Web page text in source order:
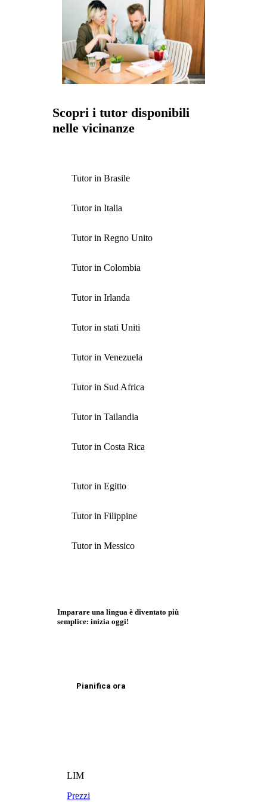
Scopri i tutor disponibili
nelle vicinanze
Tutor in Brasile
Tutor in Italia
Tutor in Regno Unito
Tutor in Colombia
Tutor in Irlanda
Tutor in stati Uniti
Tutor in Venezuela
Tutor in Sud Africa
Tutor in Tailandia
Tutor in Costa Rica
Tutor in Egitto
Tutor in Filippine
Tutor in Messico
Imparare una lingua è diventato più
semplice: inizia oggi!
Pianifica ora
LIM
Prezzi